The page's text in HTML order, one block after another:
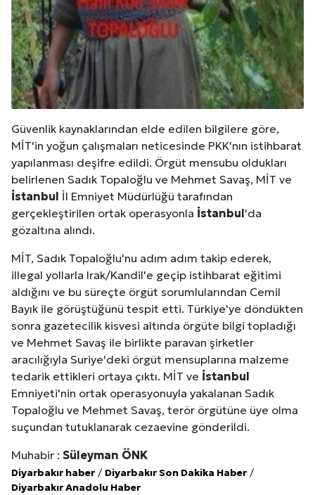
Güvenlik kaynaklarından elde edilen bilgilere göre,
MİT'in yoğun çalışmaları neticesinde PKK'nın istihbarat
yapılanması deşifre edildi. Örgüt mensubu oldukları
belirlenen Sadık Topaloğlu ve Mehmet Savaş, MİT ve
İstanbul İl Emniyet Müdürlüğü tarafından
gerçekleştirilen ortak operasyonla İstanbul'da
gözaltına alındı.
MİT, Sadık Topaloğlu'nu adım adım takip ederek,
illegal yollarla Irak/Kandil'e geçip istihbarat eğitimi
aldığını ve bu süreçte örgüt sorumlularından Cemil
Bayık ile görüştüğünü tespit etti. Türkiye'ye döndükten
sonra gazetecilik kisvesi altında örgüte bilgi topladığı
ve Mehmet Savaş ile birlikte paravan şirketler
aracılığıyla Suriye'deki örgüt mensuplarına malzeme
tedarik ettikleri ortaya çıktı. MİT ve İstanbul
Emniyeti'nin ortak operasyonuyla yakalanan Sadık
Topaloğlu ve Mehmet Savaş, terör örgütüne üye olma
suçundan tutuklanarak cezaevine gönderildi.
Muhabir : Süleyman ÖNK
Diyarbakır haber / Diyarbakır Son Dakika Haber /
Diyarbakır Anadolu Haber